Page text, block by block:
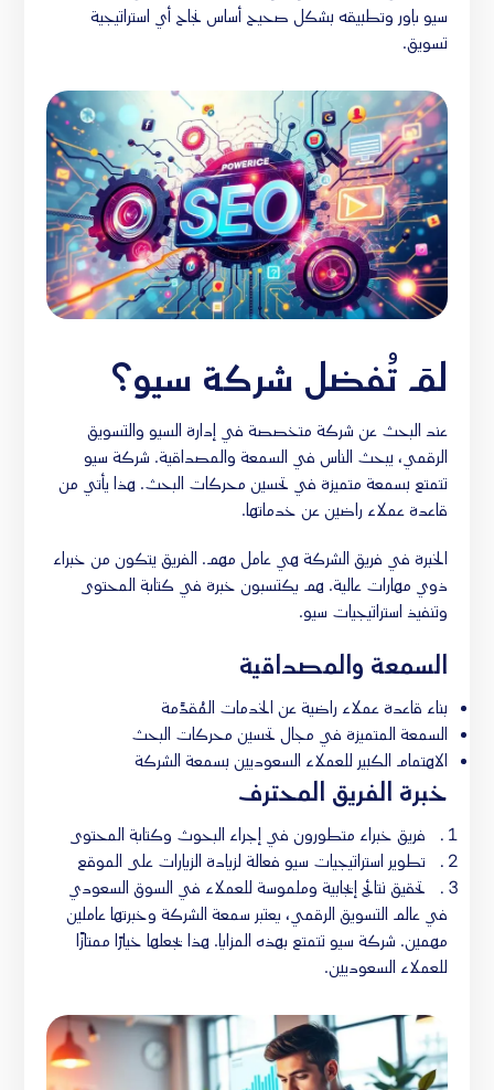
سيو باور وتطبيقه بشكل صحيح أساس نجاح أي استراتيجية
تسويق.
لمَ تُفضل شركة سيو؟
عند البحث عن شركة متخصصة في إدارة السيو والتسويق
الرقمي، يبحث الناس في السمعة والمصداقية. شركة سيو
تتمتع بسمعة متميزة في تحسين محركات البحث. هذا يأتي من
قاعدة عملاء راضين عن خدماتها.
الخبرة في فريق الشركة هي عامل مهم. الفريق يتكون من خبراء
ذوي مهارات عالية. هم يكتسبون خبرة في كتابة المحتوى
وتنفيذ استراتيجيات سيو.
السمعة والمصداقية
بناء قاعدة عملاء راضية عن الخدمات المُقدَّمة
السمعة المتميزة في مجال تحسين محركات البحث
الاهتمام الكبير للعملاء السعوديين بسمعة الشركة
خبرة الفريق المحترف
فريق خبراء متطورون في إجراء البحوث وكتابة المحتوى
تطوير استراتيجيات سيو فعالة لزيادة الزيارات على الموقع
تحقيق نتائج إيجابية وملموسة للعملاء في السوق السعودي
في عالم التسويق الرقمي، يعتبر سمعة الشركة وخبرتها عاملين
مهمين. شركة سيو تتمتع بهذه المزايا. هذا يجعلها خيارًا ممتازًا
للعملاء السعوديين.